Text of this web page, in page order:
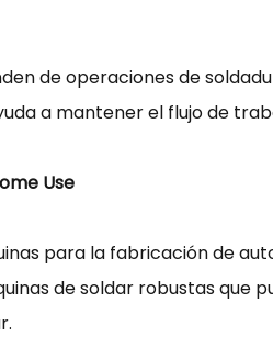
de operaciones de
a mantener el flujo de
Use
para la fabricación de
de soldar robustas que